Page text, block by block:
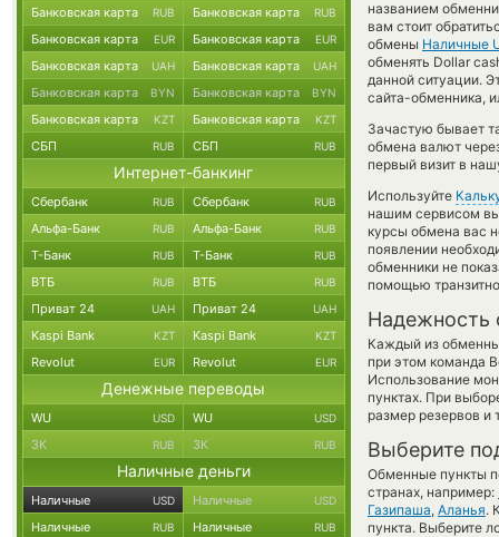
названием
вам стоит
обмены Наличные
обменять Dollar
данной ситуации.
сайта-обменника,
Зачастую бывает
обмена валют
первый визит в
Используйте
нашим сервисом
курсы обмена вас
появлении
обменники не
помощью
Надежность
Каждый из
при этом команда
Использование
пунктах. При
размер резервов и
Выберите
Обменные пункты
странах, например:
Газипаша, Аланья.
пункта. Выберите
Банковская карта RUB Банковская карта RUB
Банковская карта EUR Банковская карта EUR
Банковская карта UAH Банковская карта UAH
Банковская карта BYN Банковская карта BYN
Банковская карта KZT Банковская карта KZT
СБП RUB СБП RUB
Интернет-банкинг
Сбербанк RUB Сбербанк RUB
Альфа-Банк RUB Альфа-Банк RUB
Т-Банк RUB Т-Банк RUB
ВТБ RUB ВТБ RUB
Приват 24 UAH Приват 24 UAH
Kaspi Bank KZT Kaspi Bank KZT
Revolut EUR Revolut EUR
Денежные переводы
WU USD WU USD
ЗК RUB ЗК RUB
Наличные деньги
Наличные USD Наличные USD
Наличные RUB Наличные RUB